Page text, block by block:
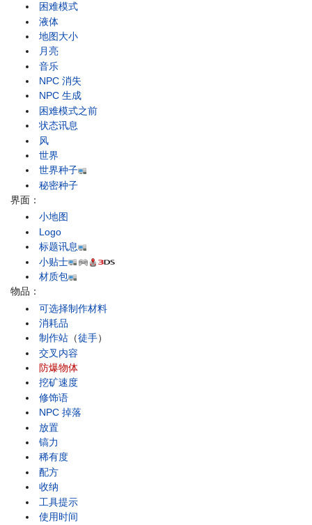
困难模式
液体
地图大小
月亮
音乐
NPC 消失
NPC 生成
困难模式之前
状态讯息
风
世界
世界种子
秘密种子
界面：
小地图
Logo
标题讯息
小贴士
材质包
物品：
可选择制作材料
消耗品
制作站 （徒手）
交叉内容
防爆物体
挖矿速度
修饰语
NPC 掉落
放置
镐力
稀有度
配方
收纳
工具提示
使用时间